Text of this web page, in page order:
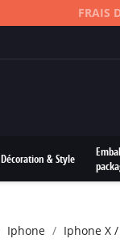
FRAIS
Décoration & Style
Iphone Iphone X /